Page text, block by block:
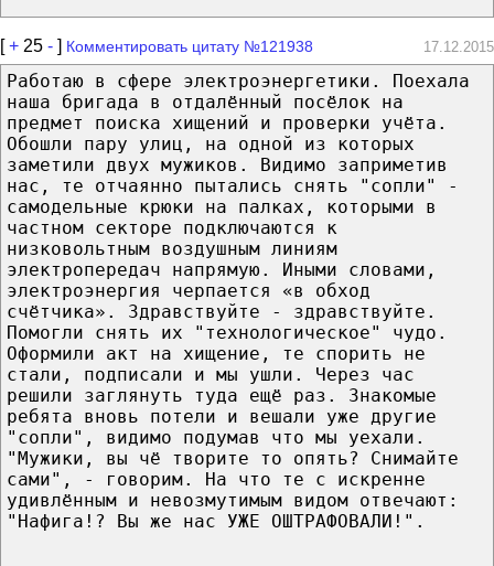
[+ 25 - ] Комментировать цитату №121938 17.12.2015
Работаю в сфере электроэнергетики. Поехала
наша бригада в отдалённый посёлок на
предмет поиска хищений и проверки учёта.
Обошли пару улиц, на одной из которых
заметили двух мужиков. Видимо заприметив
нас, те отчаянно пытались снять "сопли" -
самодельные крюки на палках, которыми в
частном секторе подключаются к
низковольтным воздушным линиям
электропередач напрямую. Иными словами,
электроэнергия черпается «в обход
счётчика». Здравствуйте - здравствуйте.
Помогли снять их "технологическое" чудо.
Оформили акт на хищение, те спорить не
стали, подписали и мы ушли. Через час
решили заглянуть туда ещё раз. Знакомые
ребята вновь потели и вешали уже другие
"сопли", видимо подумав что мы уехали.
"Мужики, вы чё творите то опять? Снимайте
сами", - говорим. На что те с искренне
удивлённым и невозмутимым видом отвечают:
"Нафига!? Вы же нас УЖЕ ОШТРАФОВАЛИ!".